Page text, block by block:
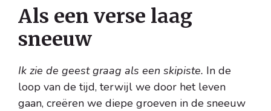
Als een verse laag
sneeuw
Ik zie de geest graag als een skipiste. In de
loop van de tijd, terwijl we door het leven
gaan, creëren we diepe groeven in de sneeuw